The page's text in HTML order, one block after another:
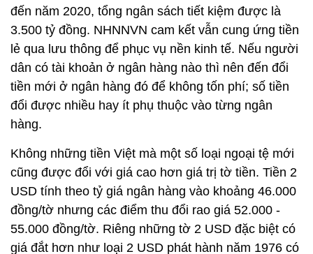
đến năm 2020, tổng ngân sách tiết kiệm được là
3.500 tỷ đồng. NHNNVN cam kết vẫn cung ứng tiền
lẻ qua lưu thông để phục vụ nền kinh tế. Nếu người
dân có tài khoản ở ngân hàng nào thì nên đến đổi
tiền mới ở ngân hàng đó để không tốn phí; số tiền
đổi được nhiều hay ít phụ thuộc vào từng ngân
hàng.
Không những tiền Việt mà một số loại ngoại tệ mới
cũng được đổi với giá cao hơn giá trị tờ tiền. Tiền 2
USD tính theo tỷ giá ngân hàng vào khoảng 46.000
đồng/tờ nhưng các điểm thu đổi rao giá 52.000 -
55.000 đồng/tờ. Riêng những tờ 2 USD đặc biệt có
giá đắt hơn như loại 2 USD phát hành năm 1976 có